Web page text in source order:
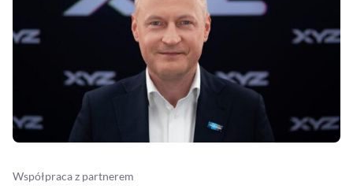
Współpraca z partnerem